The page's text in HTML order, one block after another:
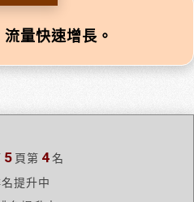
量快速增長。
5 頁第 4名
提升中